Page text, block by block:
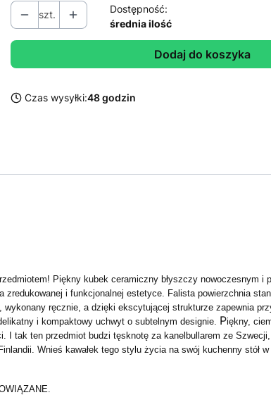
szt.
Dostępność:
średnia ilość
Dodaj do koszyka
Czas wysyłki:48 godzin
Piękny kubek ceramiczny błyszczy nowoczesnym i
i funkcjonalnej estetyce. Falista powierzchnia
ręcznie, a dzięki ekscytującej strukturze zapewnia
i kompaktowy uchwyt o subtelnym designie. Piękny,
I tak ten przedmiot budzi tęsknotę za kanelbullarem ze
Wnieś kawałek tego stylu życia na swój kuchenny stół